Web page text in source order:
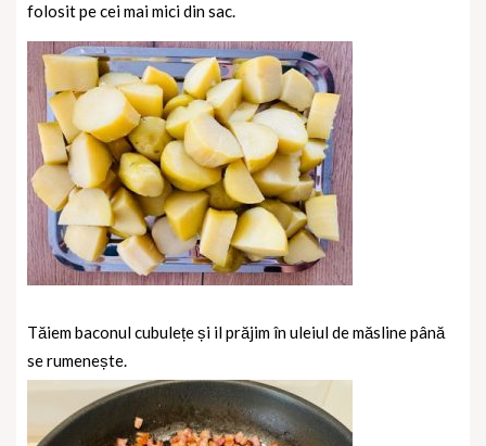
folosit pe cei mai mici din sac.
Tăiem baconul cubulețe și il prăjim în uleiul de măsline până
se rumenește.